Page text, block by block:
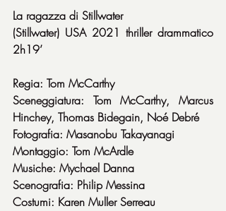
La ragazza di Stillwater
(Stillwater) USA 2021 thriller drammatico
2h19’
Regia: Tom McCarthy
Sceneggiatura: Tom McCarthy, Marcus
Hinchey, Thomas Bidegain, Noé Debré
Fotografia: Masanobu Takayanagi
Montaggio: Tom McArdle
Musiche: Mychael Danna
Scenografia: Philip Messina
Costumi: Karen Muller Serreau